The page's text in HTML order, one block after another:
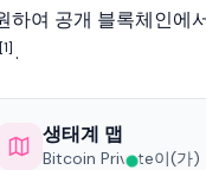
하여 공개 블록체인에
[1].
생태계 맵
Bitcoin Private이(가)